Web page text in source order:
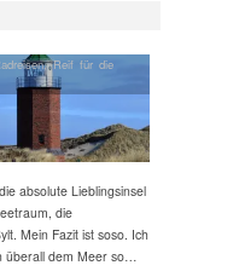
,Reif für die
absolute Lieblingsinsel
die
Mein Fazit ist soso. Ich
überall dem Meer so…